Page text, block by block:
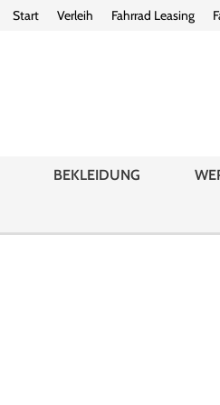
Start Verleih Fahrrad Leasing
BEKLEIDUNG